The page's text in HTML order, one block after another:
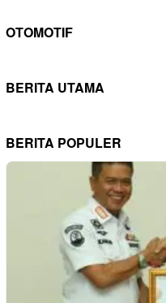
OTOMOTIF
BERITA UTAMA
BERITA POPULER